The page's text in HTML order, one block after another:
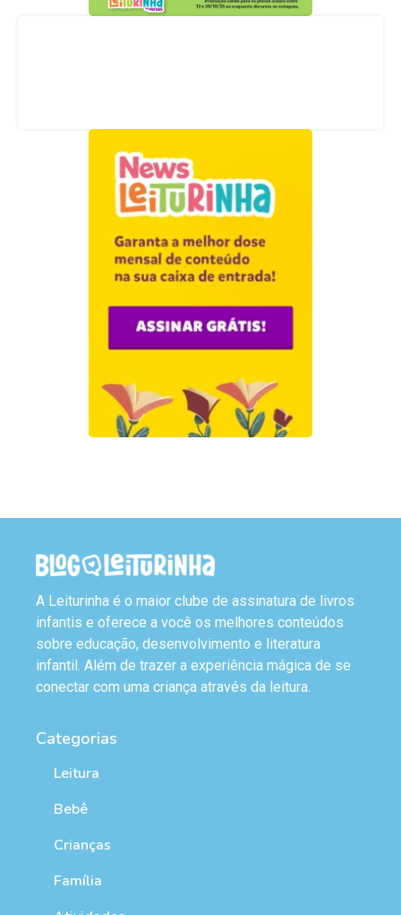
A Leiturinha é o maior clube de assinatura de livros
infantis e oferece a você os melhores conteúdos
sobre educação, desenvolvimento e literatura
infantil. Além de trazer a experiência mágica de se
conectar com uma criança através da leitura.
Categorias
Leitura
Bebê
Crianças
Família